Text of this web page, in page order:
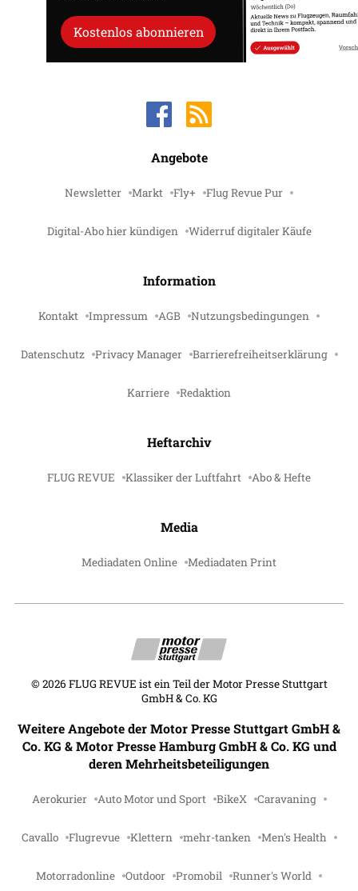
Kostenlos abonnieren
Angebote
Newsletter Markt Fly+ Flug Revue Pur
Digital-Abo hier kündigen Widerruf digitaler Käufe
Information
Kontakt Impressum AGB Nutzungsbedingungen
Datenschutz Privacy Manager Barrierefreiheitserklärung
Karriere Redaktion
Heftarchiv
FLUG REVUE Klassiker der Luftfahrt Abo & Hefte
Media
Mediadaten Online Mediadaten Print
© 2026 FLUG REVUE ist ein Teil der Motor Presse Stuttgart
GmbH & Co. KG
Weitere Angebote der Motor Presse Stuttgart GmbH &
Co. KG & Motor Presse Hamburg GmbH & Co. KG und
deren Mehrheitsbeteiligungen
Aerokurier Auto Motor und Sport BikeX Caravaning
Cavallo Flugrevue Klettern mehr-tanken Men's Health
Motorradonline Outdoor Promobil Runner's World